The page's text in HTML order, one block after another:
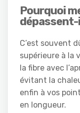
Pourquoi
dépassent-
C’est souvent
supérieure à la
la fibre avec
évitant la
enfin à vos
en longueur.